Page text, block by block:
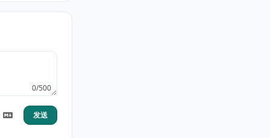
0/500
发送